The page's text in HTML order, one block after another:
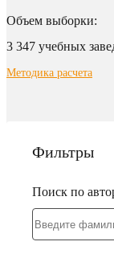
Объем выборки:
3 347 учебных
Методика расчета
Фильтры
Поиск по